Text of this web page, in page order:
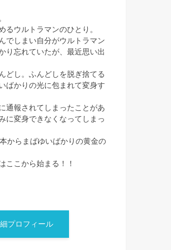
るウルトラマンのひとり。
でしまい自分がウルトラマン
り忘れていたが、最近思い出
どし。ふんどしを脱ぎ捨てる
ばかりの光に包まれて変身す
通報されてしまったことがあ
に変身できなくなってしまっ
からまばゆいばかりの黄金の
ここから始まる！！
プロフィール